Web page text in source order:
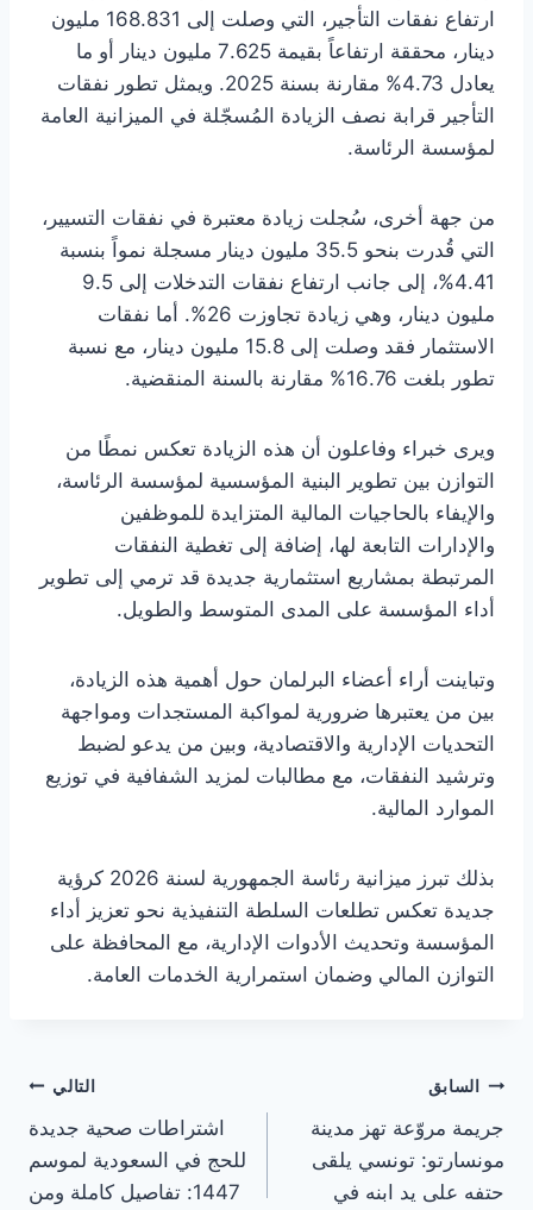
ارتفاع نفقات التأجير، التي وصلت إلى 168.831 مليون
دينار، محققة ارتفاعاً بقيمة 7.625 مليون دينار أو ما
يعادل 4.73% مقارنة بسنة 2025. ويمثل تطور نفقات
التأجير قرابة نصف الزيادة المُسجّلة في الميزانية العامة
لمؤسسة الرئاسة.
من جهة أخرى، سُجلت زيادة معتبرة في نفقات التسيير،
التي قُدرت بنحو 35.5 مليون دينار مسجلة نمواً بنسبة
4.41%، إلى جانب ارتفاع نفقات التدخلات إلى 9.5
مليون دينار، وهي زيادة تجاوزت 26%. أما نفقات
الاستثمار فقد وصلت إلى 15.8 مليون دينار، مع نسبة
تطور بلغت 16.76% مقارنة بالسنة المنقضية.
ويرى خبراء وفاعلون أن هذه الزيادة تعكس نمطًا من
التوازن بين تطوير البنية المؤسسية لمؤسسة الرئاسة،
والإيفاء بالحاجيات المالية المتزايدة للموظفين
والإدارات التابعة لها، إضافة إلى تغطية النفقات
المرتبطة بمشاريع استثمارية جديدة قد ترمي إلى تطوير
أداء المؤسسة على المدى المتوسط والطويل.
وتباينت أراء أعضاء البرلمان حول أهمية هذه الزيادة،
بين من يعتبرها ضرورية لمواكبة المستجدات ومواجهة
التحديات الإدارية والاقتصادية، وبين من يدعو لضبط
وترشيد النفقات، مع مطالبات لمزيد الشفافية في توزيع
الموارد المالية.
بذلك تبرز ميزانية رئاسة الجمهورية لسنة 2026 كرؤية
جديدة تعكس تطلعات السلطة التنفيذية نحو تعزيز أداء
المؤسسة وتحديث الأدوات الإدارية، مع المحافظة على
التوازن المالي وضمان استمرارية الخدمات العامة.
تصفّح
المقالات
السابق
جريمة مروّعة تهز مدينة
مونسارتو: تونسي يلقى
حتفه على يد ابنه في
التالي
اشتراطات صحية جديدة
للحج في السعودية لموسم
1447: تفاصيل كاملة ومن